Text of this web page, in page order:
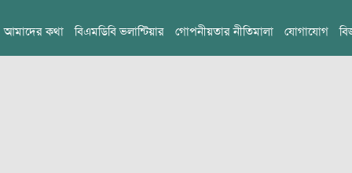
আমাদের কথা বিএমডিবি ভলান্টিয়ার গোপনীয়তার নীতিমালা যোগাযোগ